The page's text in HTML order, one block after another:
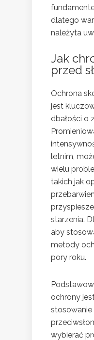
dlatego
należyta
Jak
przed
Ochrona
jest
dbałości o
letnim,
wielu
takich jak
starzenia.
aby
metody
pory roku.
ochrony
wybierać